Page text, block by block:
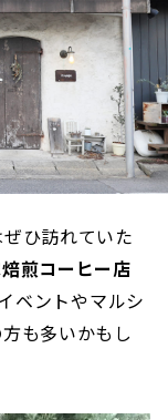
ひ訪れていた
煎コーヒー店
ベントやマルシ
も多いかもし